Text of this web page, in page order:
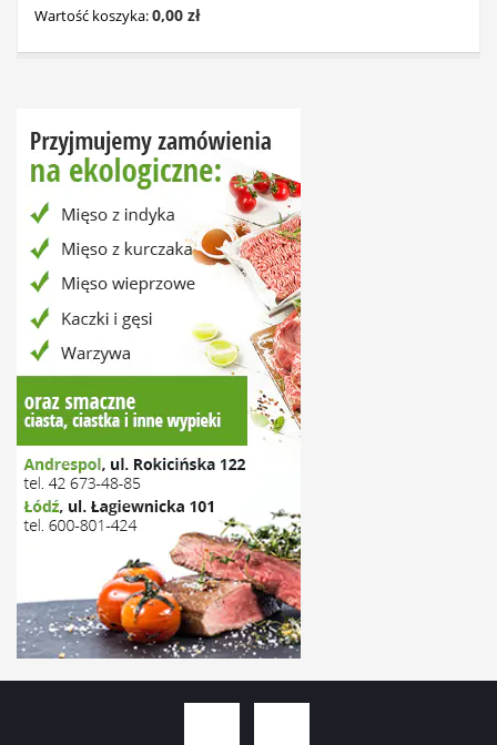
Wartość koszyka:0,00 zł